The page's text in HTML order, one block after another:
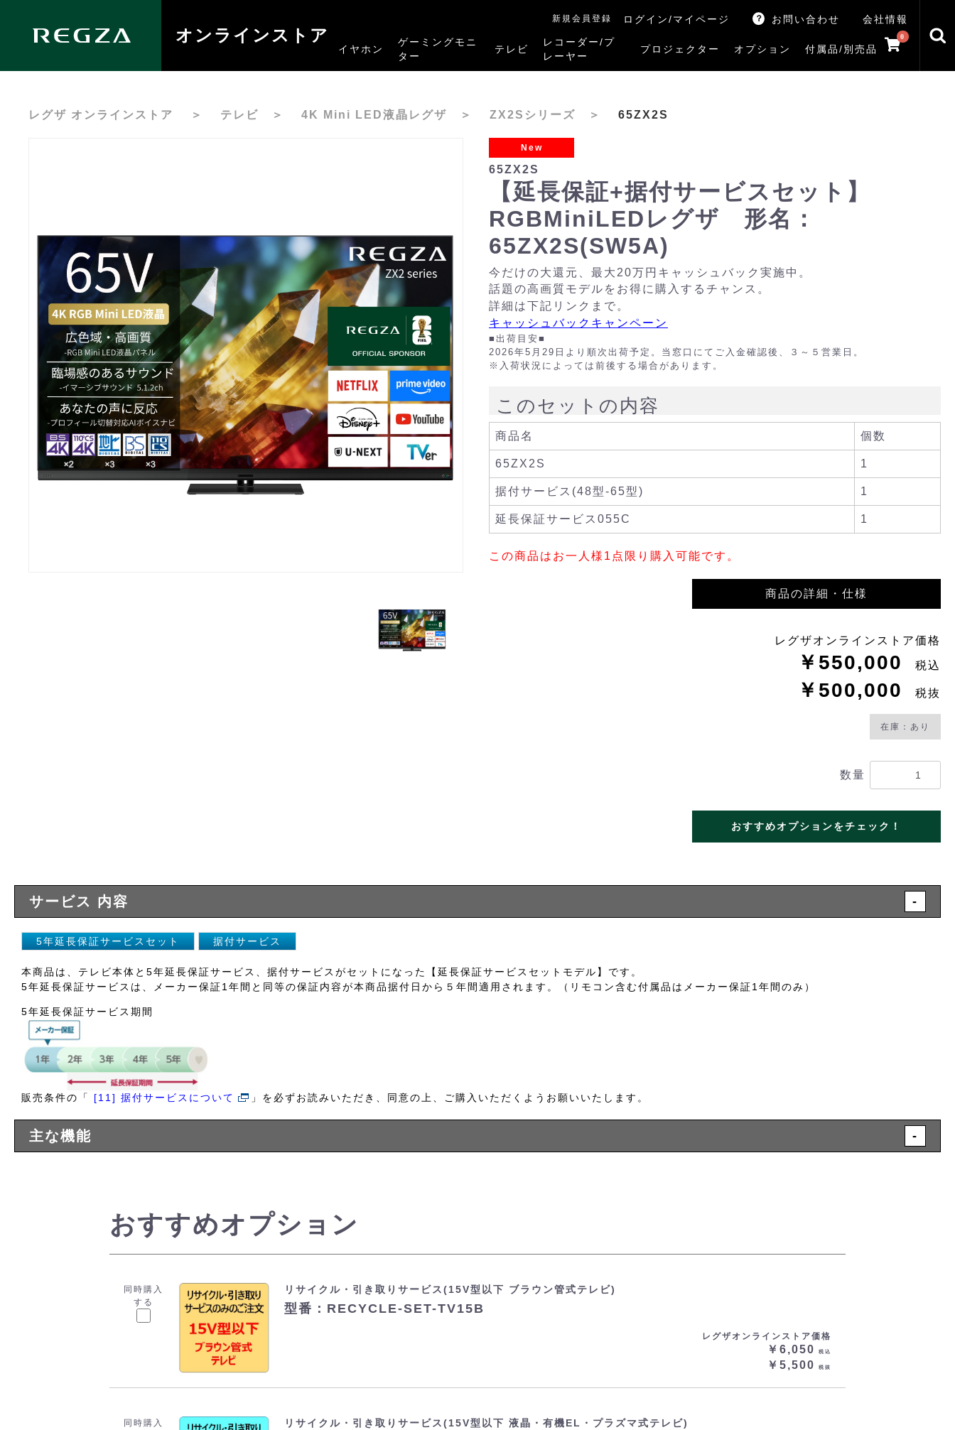
オンラインストア
新規会員登録 ログイン/マイページ お問い合わせ 会社情報
イヤホン
ゲーミングモニ
ター
テレビ
レコーダー/プ
レーヤー
プロジェクター オプション 付属品/別売品
0
レグザ オンラインストア ＞ テレビ ＞ 4K Mini LED液晶レグザ ＞ ZX2Sシリーズ ＞ 65ZX2S
New
65ZX2S
【延長保証+据付サービスセット】
RGBMiniLEDレグザ 形名：
65ZX2S(SW5A)
今だけの大還元、最大20万円キャッシュバック実施中。
話題の高画質モデルをお得に購入するチャンス。
詳細は下記リンクまで。
キャッシュバックキャンペーン
■出荷目安■
2026年5月29日より順次出荷予定。当窓口にてご入金確認後、３～５営業日。
※入荷状況によっては前後する場合があります。
このセットの内容
商品名 個数
65ZX2S 1
据付サービス(48型-65型) 1
延長保証サービス055C 1
この商品はお一人様1点限り購入可能です。
商品の詳細・仕様
レグザオンラインストア価格
￥550,000 税込
￥500,000 税抜
在庫：あり
数量
おすすめオプションをチェック！
サービス 内容 -
5年延長保証サービスセット 据付サービス
本商品は、テレビ本体と5年延長保証サービス、据付サービスがセットになった【延長保証サービスセットモデル】です。
5年延長保証サービスは、メーカー保証1年間と同等の保証内容が本商品据付日から５年間適用されます。（リモコン含む付属品はメーカー保証1年間のみ）
5年延長保証サービス期間
販売条件の「 [11] 据付サービスについて 」を必ずお読みいただき、同意の上、ご購入いただくようお願いいたします。
主な機能 -
おすすめオプション
レグザオンラインストア価格
￥6,050 税込
￥5,500 税抜
同時購入
する
リサイクル・引き取りサービス(15V型以下 ブラウン管式テレビ)
型番：RECYCLE-SET-TV15B
同時購入
リサイクル・引き取りサービス(15V型以下 液晶・有機EL・プラズマ式テレビ)